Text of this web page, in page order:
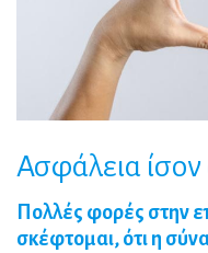
Ασφάλεια ίσον
Πολλές φορές στην
σκέφτομαι, ότι η